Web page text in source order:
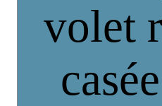
volet